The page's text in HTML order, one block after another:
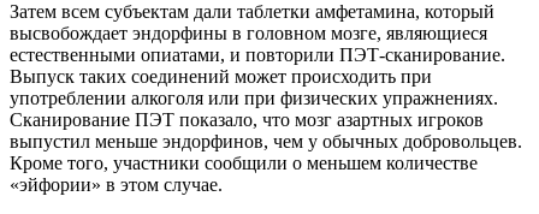
Затем всем субъектам дали таблетки амфетамина, который
высвобождает эндорфины в головном мозге, являющиеся
естественными опиатами, и повторили ПЭТ-сканирование.
Выпуск таких соединений может происходить при
употреблении алкоголя или при физических упражнениях.
Сканирование ПЭТ показало, что мозг азартных игроков
выпустил меньше эндорфинов, чем у обычных добровольцев.
Кроме того, участники сообщили о меньшем количестве
«эйфории» в этом случае.